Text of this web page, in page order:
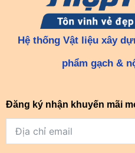
Hệ thống Vật liệu xây
phẩm gạch &
Đăng ký nhận khuyến mãi